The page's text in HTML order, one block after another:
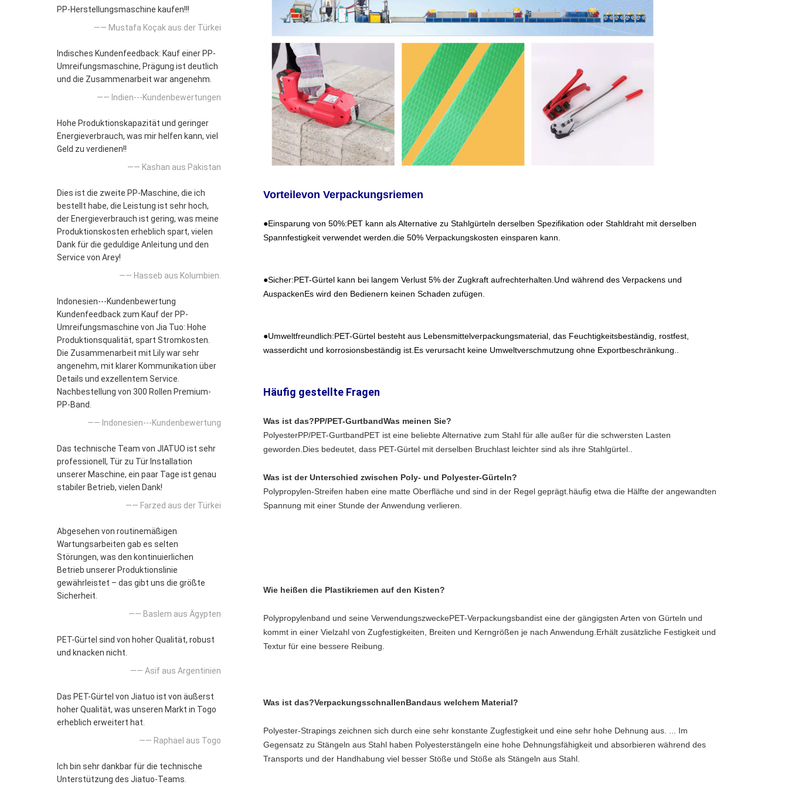
PP-Herstellungsmaschine kaufen!!!
—— Mustafa Koçak aus der Türkei
Indisches Kundenfeedback: Kauf einer PP-
Umreifungsmaschine, Prägung ist deutlich
und die Zusammenarbeit war angenehm.
—— Indien---Kundenbewertungen
Hohe Produktionskapazität und geringer
Energieverbrauch, was mir helfen kann, viel
Geld zu verdienen!!
—— Kashan aus Pakistan
Dies ist die zweite PP-Maschine, die ich
bestellt habe, die Leistung ist sehr hoch,
der Energieverbrauch ist gering, was meine
Produktionskosten erheblich spart, vielen
Dank für die geduldige Anleitung und den
Service von Arey!
—— Hasseb aus Kolumbien.
Indonesien---Kundenbewertung
Kundenfeedback zum Kauf der PP-
Umreifungsmaschine von Jia Tuo: Hohe
Produktionsqualität, spart Stromkosten.
Die Zusammenarbeit mit Lily war sehr
angenehm, mit klarer Kommunikation über
Details und exzellentem Service.
Nachbestellung von 300 Rollen Premium-
PP-Band.
—— Indonesien---Kundenbewertung
Das technische Team von JIATUO ist sehr
professionell, Tür zu Tür Installation
unserer Maschine, ein paar Tage ist genau
stabiler Betrieb, vielen Dank!
—— Farzed aus der Türkei
Abgesehen von routinemäßigen
Wartungsarbeiten gab es selten
Störungen, was den kontinuierlichen
Betrieb unserer Produktionslinie
gewährleistet – das gibt uns die größte
Sicherheit.
—— Baslem aus Ägypten
PET-Gürtel sind von hoher Qualität, robust
und knacken nicht.
—— Asif aus Argentinien
Das PET-Gürtel von Jiatuo ist von äußerst
hoher Qualität, was unseren Markt in Togo
erheblich erweitert hat.
—— Raphael aus Togo
Ich bin sehr dankbar für die technische
Unterstützung des Jiatuo-Teams.
Vorteilevon Verpackungsriemen
●Einsparung von 50%:PET kann als Alternative zu Stahlgürteln derselben Spezifikation oder Stahldraht mit derselben
Spannfestigkeit verwendet werden.die 50% Verpackungskosten einsparen kann.
●Sicher:PET-Gürtel kann bei langem Verlust 5% der Zugkraft aufrechterhalten.Und während des Verpackens und
AuspackenEs wird den Bedienern keinen Schaden zufügen.
●Umweltfreundlich:PET-Gürtel besteht aus Lebensmittelverpackungsmaterial, das Feuchtigkeitsbeständig, rostfest,
wasserdicht und korrosionsbeständig ist.Es verursacht keine Umweltverschmutzung ohne Exportbeschränkung..
Häufig gestellte Fragen
Was ist das?PP/PET-GurtbandWas meinen Sie?
PolyesterPP/PET-GurtbandPET ist eine beliebte Alternative zum Stahl für alle außer für die schwersten Lasten
geworden.Dies bedeutet, dass PET-Gürtel mit derselben Bruchlast leichter sind als ihre Stahlgürtel..
Was ist der Unterschied zwischen Poly- und Polyester-Gürteln?
Polypropylen-Streifen haben eine matte Oberfläche und sind in der Regel geprägt.häufig etwa die Hälfte der angewandten
Spannung mit einer Stunde der Anwendung verlieren.
Wie heißen die Plastikriemen auf den Kisten?
Polypropylenband und seine VerwendungszweckePET-Verpackungsbandist eine der gängigsten Arten von Gürteln und
kommt in einer Vielzahl von Zugfestigkeiten, Breiten und Kerngrößen je nach Anwendung.Erhält zusätzliche Festigkeit und
Textur für eine bessere Reibung.
Was ist das?VerpackungsschnallenBandaus welchem Material?
Polyester-Strapings zeichnen sich durch eine sehr konstante Zugfestigkeit und eine sehr hohe Dehnung aus. ... Im
Gegensatz zu Stängeln aus Stahl haben Polyesterstängeln eine hohe Dehnungsfähigkeit und absorbieren während des
Transports und der Handhabung viel besser Stöße und Stöße als Stängeln aus Stahl.